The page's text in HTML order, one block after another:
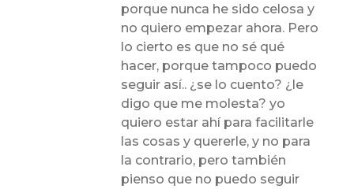
porque nunca he sido celosa y
no quiero empezar ahora. Pero
lo cierto es que no sé qué
hacer, porque tampoco puedo
seguir así.. ¿se lo cuento? ¿le
digo que me molesta? yo
quiero estar ahí para facilitarle
las cosas y quererle, y no para
la contrario, pero también
pienso que no puedo seguir